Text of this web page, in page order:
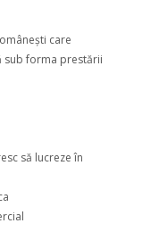
care
sub forma prestării
să lucreze în